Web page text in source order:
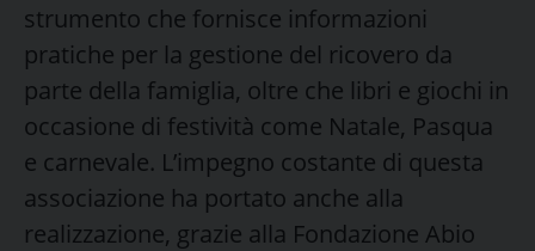
strumento che fornisce informazioni
pratiche per la gestione del ricovero da
parte della famiglia, oltre che libri e giochi in
occasione di festività come Natale, Pasqua
e carnevale. L’impegno costante di questa
associazione ha portato anche alla
realizzazione, grazie alla Fondazione Abio